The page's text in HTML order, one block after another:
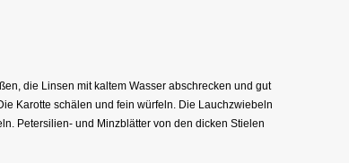
die Linsen mit kaltem Wasser abschrecken und gut
Karotte schälen und fein würfeln. Die Lauchzwiebeln
Petersilien- und Minzblätter von den dicken Stielen